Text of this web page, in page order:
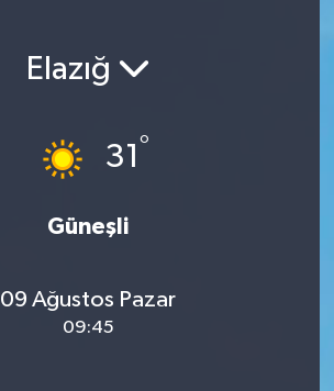
Elazığ
31 °
Güneşli
09 Ağustos Pazar
09:45